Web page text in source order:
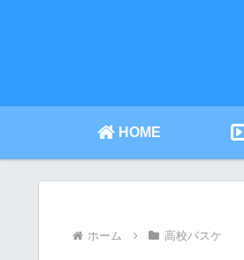
HOME
ホーム 高校バスケ